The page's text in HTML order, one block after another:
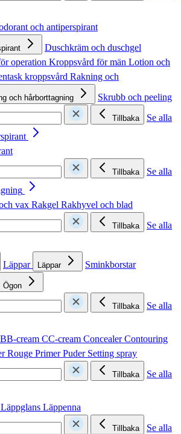
och antiperspirant
Duschkräm och duschgel
operation Kroppsvård för män Lotion och
kroppsvård Rakning och
och hårborttagning
Skrubb och peeling
Tillbaka
Se alla
Tillbaka
Se alla
vax Rakgel Rakhyvel och blad
Tillbaka
Se alla
Läppar Läppar
Sminkborstar
Ögon
Tillbaka
Se alla
BB-cream CC-cream ConcealerContouring
Rouge PrimerPuder Setting spray
Tillbaka
Se alla
Läppglans Läppenna
Tillbaka
Se alla